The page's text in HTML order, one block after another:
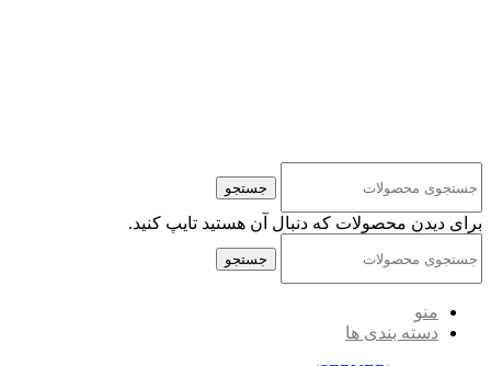
جستجو
برای دیدن محصولات که دنبال آن هستید تایپ کنید.
جستجو
منو
دسته بندی ها